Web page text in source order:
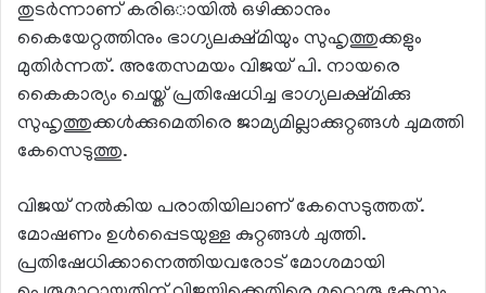
തുടര്‍ന്നാണ് കരിഒായിൽ ഒഴിക്കാനും
കൈയേറ്റത്തിനും ഭാഗ്യലക്ഷ്മിയും സുഹൃത്തുക്കളും
മുതിര്‍ന്നത്. അതേസമയം വിജയ് പി. നായരെ
കൈകാര്യം ചെയ്ത് പ്രതിഷേധിച്ച ഭാഗ്യലക്ഷ്മിക്കു
സുഹൃത്തുക്കള്‍ക്കുമെതിരെ ജാമ്യമില്ലാക്കുറ്റങ്ങള്‍ ചുമത്തി
കേസെടുത്തു.
വിജയ് നല്‍കിയ പരാതിയിലാണ് കേസെടുത്തത്.
മോഷണം ഉള്‍പ്പെെടയുള്ള കുറ്റങ്ങള്‍ ചുത്തി.
പ്രതിഷേധിക്കാനെത്തിയവരോട് മോശമായി